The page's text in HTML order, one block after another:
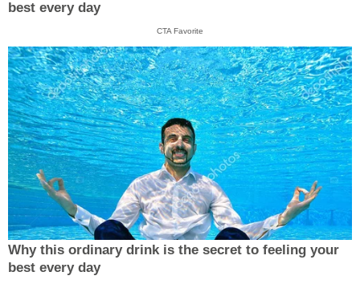
best every day
CTA Favorite
Why this ordinary drink is the secret to feeling your
best every day